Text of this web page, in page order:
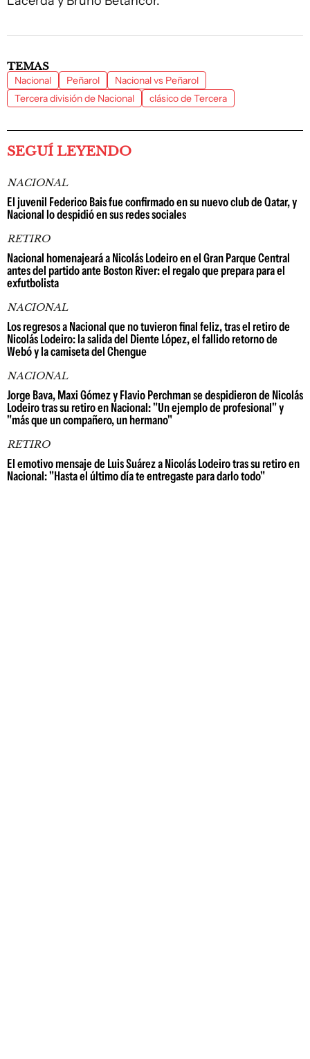
TEMAS
Nacional Peñarol
Nacional vs Peñarol
Tercera división de Nacional
clásico de Tercera
SEGUÍ LEYENDO
NACIONAL
El juvenil Federico Bais fue confirmado en su nuevo club de Qatar, y
Nacional lo despidió en sus redes sociales
RETIRO
Nacional homenajeará a Nicolás Lodeiro en el Gran Parque Central
antes del partido ante Boston River: el regalo que prepara para el
exfutbolista
NACIONAL
Los regresos a Nacional que no tuvieron final feliz, tras el retiro de
Nicolás Lodeiro: la salida del Diente López, el fallido retorno de
Webó y la camiseta del Chengue
NACIONAL
Jorge Bava, Maxi Gómez y Flavio Perchman se despidieron de Nicolás
Lodeiro tras su retiro en Nacional: "Un ejemplo de profesional" y
"más que un compañero, un hermano"
RETIRO
El emotivo mensaje de Luis Suárez a Nicolás Lodeiro tras su retiro en
Nacional: "Hasta el último día te entregaste para darlo todo"